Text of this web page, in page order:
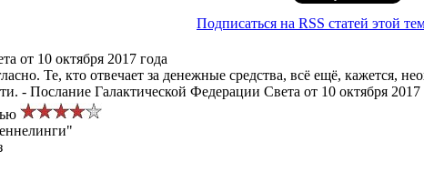
Подписаться на RSS статей этой
от 10 октября 2017 года
Те, кто отвечает за денежные средства, всё ещё, кажется,
- Послание Галактической Федерации Света от 10 октября 2017